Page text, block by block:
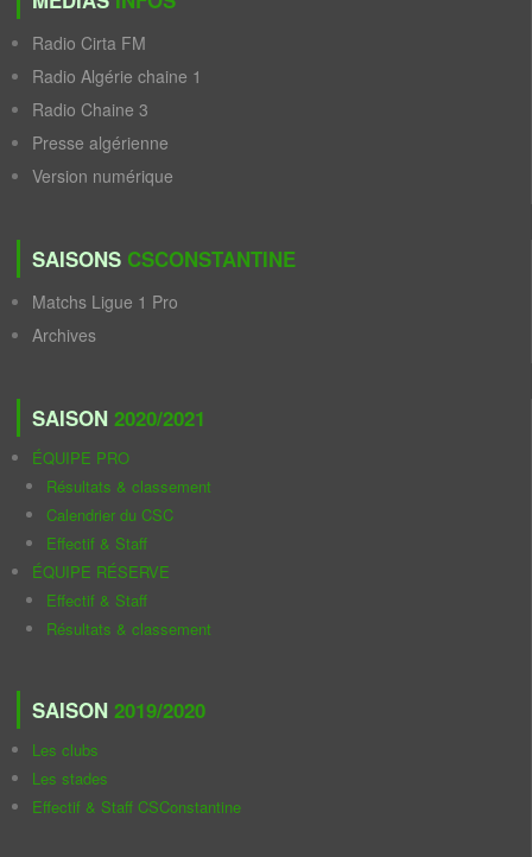
Radio Cirta FM
Radio Algérie chaine 1
Radio Chaine 3
Presse algérienne
Version numérique
SAISONS CSCONSTANTINE
Matchs Ligue 1 Pro
Archives
SAISON 2020/2021
ÉQUIPE PRO
Résultats & classement
Calendrier du CSC
Effectif & Staff
ÉQUIPE RÉSERVE
Effectif & Staff
Résultats & classement
SAISON 2019/2020
Les clubs
Les stades
Effectif & Staff CSConstantine